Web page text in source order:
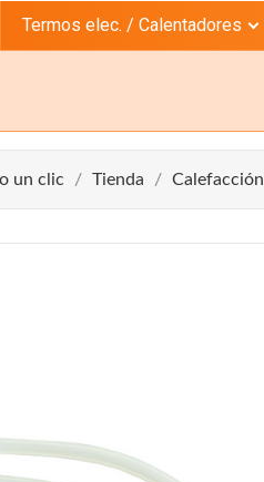
Termos elec. / Calentadores
un clic Tienda Calefacción